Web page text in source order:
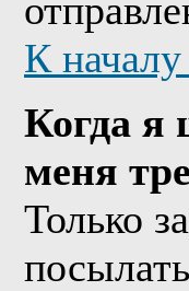
К
Когда я
меня
Только